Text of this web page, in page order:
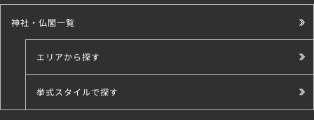
神社・仏閣一覧
エリアから探す
挙式スタイルで探す